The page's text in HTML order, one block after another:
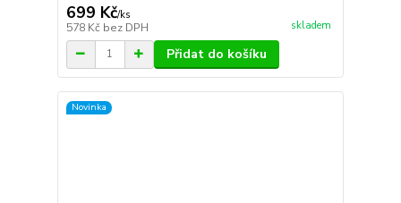
699 Kč/ks
578 Kč bez DPH skladem
Přidat do košíku
Novinka